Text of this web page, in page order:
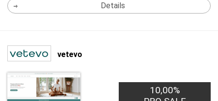
Details
vetevo
10,00%